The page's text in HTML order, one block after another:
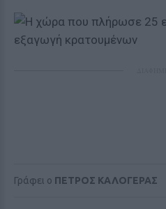
Γράφει ο ΠΕΤΡΟΣ ΚΑΛΟΓΕΡΑΣ